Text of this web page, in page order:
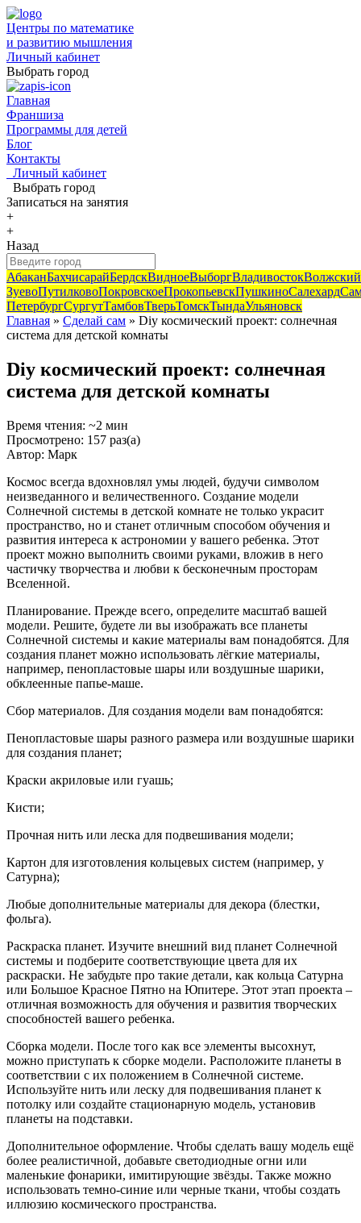
Центры по математике
и развитию мышления
Личный кабинет
Выбрать город
Главная
Франшиза
Программы для детей
Блог
Контакты
Личный кабинет
Выбрать город
Записаться на занятия
+
+
Назад
АбаканБахчисарайБердскВидноеВыборгВладивостокВолжский
ЗуевоПутилковоПокровскоеПрокопьевскПушкиноСалехард
ПетербургСургутТамбовТверьТомскТындаУльяновск
Главная » Сделай сам » Diy космический проект: солнечная
система для детской комнаты
Diy космический проект: солнечная
система для детской комнаты
Время чтения: ~2 мин
Просмотрено: 157 раз(а)
Автор: Марк
Космос всегда вдохновлял умы людей, будучи символом
неизведанного и величественного. Создание модели
Солнечной системы в детской комнате не только украсит
пространство, но и станет отличным способом обучения и
развития интереса к астрономии у вашего ребенка. Этот
проект можно выполнить своими руками, вложив в него
частичку творчества и любви к бесконечным просторам
Вселенной.
Планирование. Прежде всего, определите масштаб вашей
модели. Решите, будете ли вы изображать все планеты
Солнечной системы и какие материалы вам понадобятся. Для
создания планет можно использовать лёгкие материалы,
например, пенопластовые шары или воздушные шарики,
обклеенные папье-маше.
Сбор материалов. Для создания модели вам понадобятся:
Пенопластовые шары разного размера или воздушные шарики
для создания планет;
Краски акриловые или гуашь;
Кисти;
Прочная нить или леска для подвешивания модели;
Картон для изготовления кольцевых систем (например, у
Сатурна);
Любые дополнительные материалы для декора (блестки,
фольга).
Раскраска планет. Изучите внешний вид планет Солнечной
системы и подберите соответствующие цвета для их
раскраски. Не забудьте про такие детали, как кольца Сатурна
или Большое Красное Пятно на Юпитере. Этот этап проекта –
отличная возможность для обучения и развития творческих
способностей вашего ребенка.
Сборка модели. После того как все элементы высохнут,
можно приступать к сборке модели. Расположите планеты в
соответствии с их положением в Солнечной системе.
Используйте нить или леску для подвешивания планет к
потолку или создайте стационарную модель, установив
планеты на подставки.
Дополнительное оформление. Чтобы сделать вашу модель ещё
более реалистичной, добавьте светодиодные огни или
маленькие фонарики, имитирующие звёзды. Также можно
использовать темно-синие или черные ткани, чтобы создать
иллюзию космического пространства.